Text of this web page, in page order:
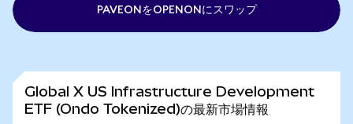
PAVEONをOPENONにスワップ
Global X US Infrastructure Development
ETF (Ondo Tokenized)の最新市場情報